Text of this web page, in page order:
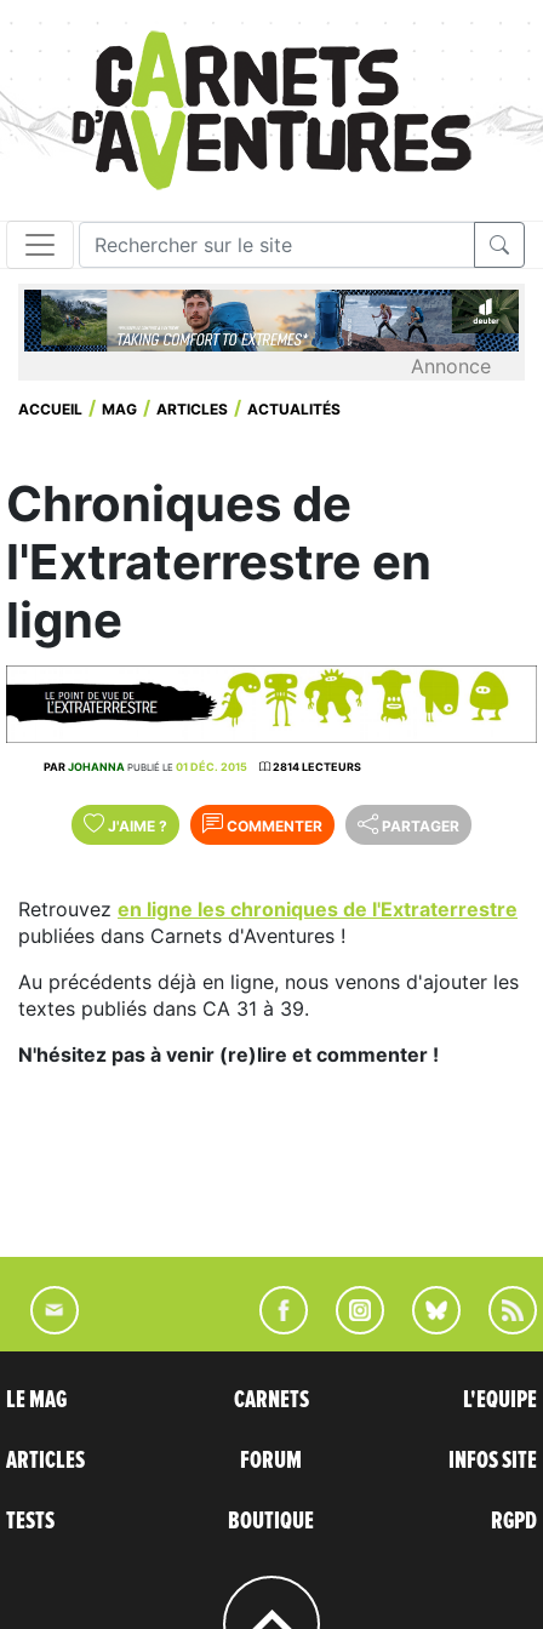
Annonce
ACCUEIL MAG ARTICLES ACTUALITÉS
Chroniques de
l'Extraterrestre en
ligne
PARJOHANNA PUBLIÉ LE 01 DÉC. 2015 2814 LECTEURS
J'AIME ? COMMENTER PARTAGER
Retrouvez en ligne les chroniques de l'Extraterrestre
publiées dans Carnets d'Aventures !
Au précédents déjà en ligne, nous venons d'ajouter les
textes publiés dans CA 31 à 39.
N'hésitez pas à venir (re)lire et commenter !
LE MAG
ARTICLES
TESTS
CARNETS
FORUM
BOUTIQUE
L'EQUIPE
INFOS SITE
RGPD